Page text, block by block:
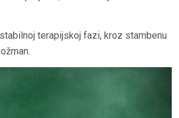
terapijskoj fazi, kroz stambenu